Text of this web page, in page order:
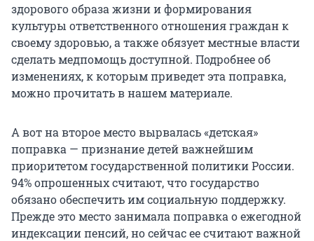
здорового образа жизни и формирования
культуры ответственного отношения граждан к
своему здоровью, а также обязует местные власти
сделать медпомощь доступной. Подробнее об
изменениях, к которым приведет эта поправка,
можно прочитать в нашем материале.
А вот на второе место вырвалась «детская»
поправка — признание детей важнейшим
приоритетом государственной политики России.
94% опрошенных считают, что государство
обязано обеспечить им социальную поддержку.
Прежде это место занимала поправка о ежегодной
индексации пенсий, но сейчас ее считают важной